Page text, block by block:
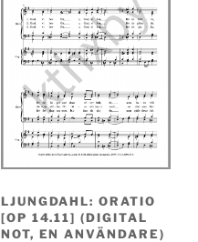
LJUNGDAHL: ORATIO
[OP 14.11] (DIGITAL
NOT, EN ANVÄNDARE)